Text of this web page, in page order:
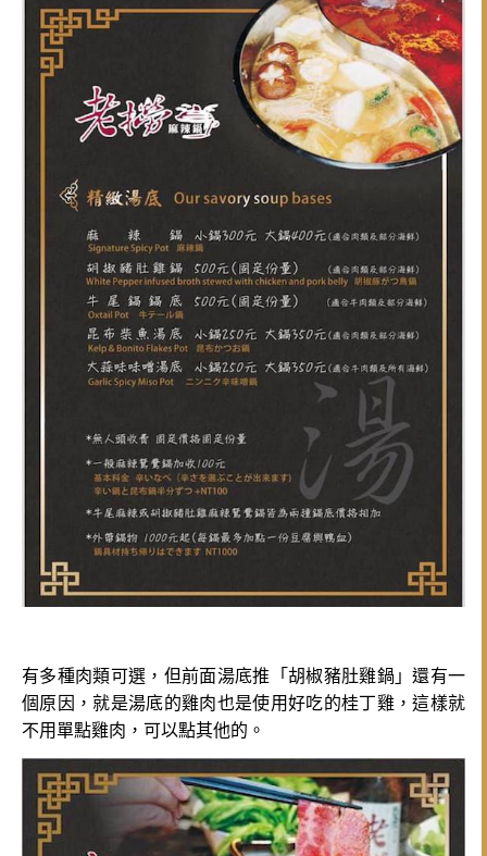
有多種肉類可選，但前面湯底推「胡椒豬肚雞鍋」還有一
個原因，就是湯底的雞肉也是使用好吃的桂丁雞，這樣就
不用單點雞肉，可以點其他的。